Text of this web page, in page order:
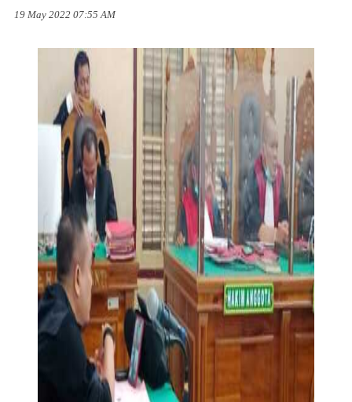
19 May 2022 07:55 AM